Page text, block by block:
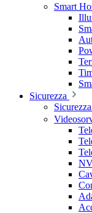
Smart
Sicurezza